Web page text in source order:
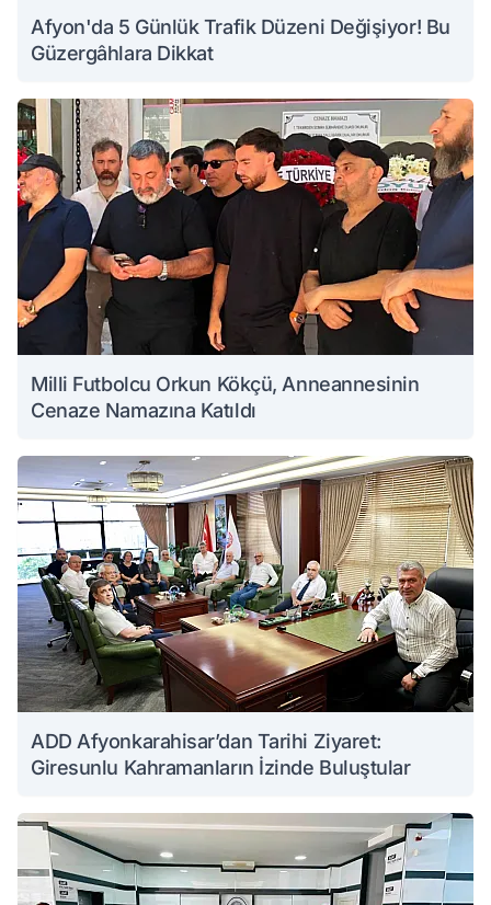
Afyon'da 5 Günlük Trafik Düzeni Değişiyor! Bu
Güzergâhlara Dikkat
Milli Futbolcu Orkun Kökçü, Anneannesinin
Cenaze Namazına Katıldı
ADD Afyonkarahisar’dan Tarihi Ziyaret:
Giresunlu Kahramanların İzinde Buluştular